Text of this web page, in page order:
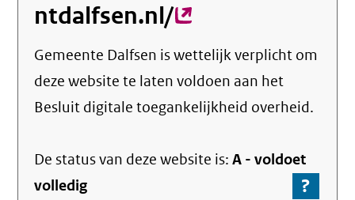
ntdalfsen.nl/(externe
link)
Gemeente Dalfsen is wettelijk verplicht om
deze website te laten voldoen aan het
Besluit digitale toegankelijkheid overheid.
De status van dezewebsite is:A -voldoet
volledig
?